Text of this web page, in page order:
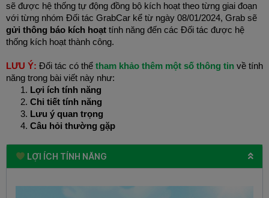
sẽ được hệ thống tự động đồng bộ kích hoạt theo từng giai đoạn
với từng nhóm Đối tác GrabCar kể từ ngày 08/01/2024, Grab sẽ
gửi thông báo kích hoạt tính năng đến các Đối tác được hệ
thống kích hoạt thành công.
LƯU Ý: Đối tác có thể tham khảo thêm một số thông tin về tính
năng trong bài viết này như:
Lợi ích tính năng
Chi tiết tính năng
Lưu ý quan trọng
Câu hỏi thường gặp
LỢI ÍCH TÍNH NĂNG